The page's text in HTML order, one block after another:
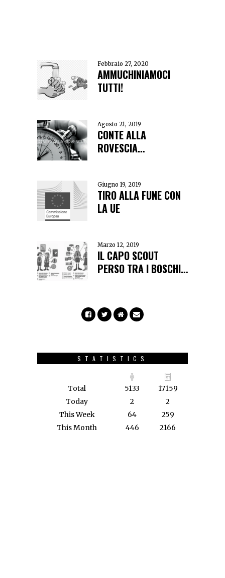
Febbraio 27, 2020
AMMUCHINIAMOCI
TUTTI!
Agosto 21, 2019
CONTE ALLA
ROVESCIA…
Giugno 19, 2019
TIRO ALLA FUNE CON
LA UE
Marzo 12, 2019
IL CAPO SCOUT
PERSO TRA I BOSCHI…
STATISTICS
Total 5133
17159
Today
2
2
This Week
64
259
This Month
446 2166